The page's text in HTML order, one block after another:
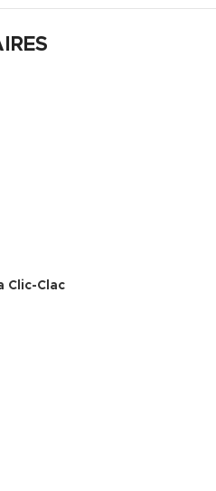
Clic-Clac